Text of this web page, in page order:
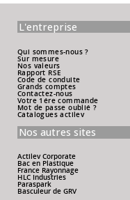
L'entreprise
Qui sommes-nous ?
Sur mesure
Nos valeurs
Rapport RSE
Code de conduite
Grands comptes
Contactez-nous
Votre 1ére commande
Mot de passe oublié ?
Catalogues actilev
Nos autres sites
Actilev Corporate
Bac en Plastique
France Rayonnage
HLC Industries
Paraspark
Basculeur de GRV